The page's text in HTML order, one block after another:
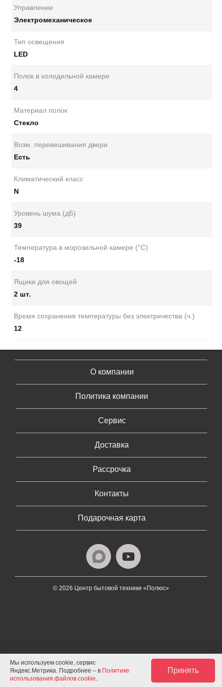
Управление
Электромеханическое
Тип освещения
LED
Полок в холодильной камере
4
Материал полок
Стекло
Возм. перевешивания двери
Есть
Климатический класс
N
Уровень шума (дБ)
39
Температура в морозильной камере (°C)
-18
Ящики для овощей
2 шт.
Время сохранения температуры без электричества (ч.)
12
О компании
Политика компании
Сервис
Доставка
Рассрочка
Контакты
Подарочная карта
© 2026 Центр бытовой техники «Полюс»
Мы используем cookie, сервис
Яндекс.Метрика. Подробнее – в Политике
использования файлов cookie.
Принять